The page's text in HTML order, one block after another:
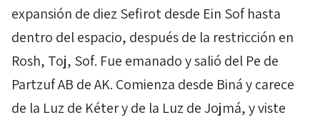
expansión de diez Sefirotdesde Ein Sofhasta
dentro del espacio, después de la restricción en
Rosh, Toj, Sof. Fue emanado y salió del Pe de
PartzufAB deAK. Comienza desde Bináy carece
de la Luz de Kétery de la Luz deJojmá, y viste